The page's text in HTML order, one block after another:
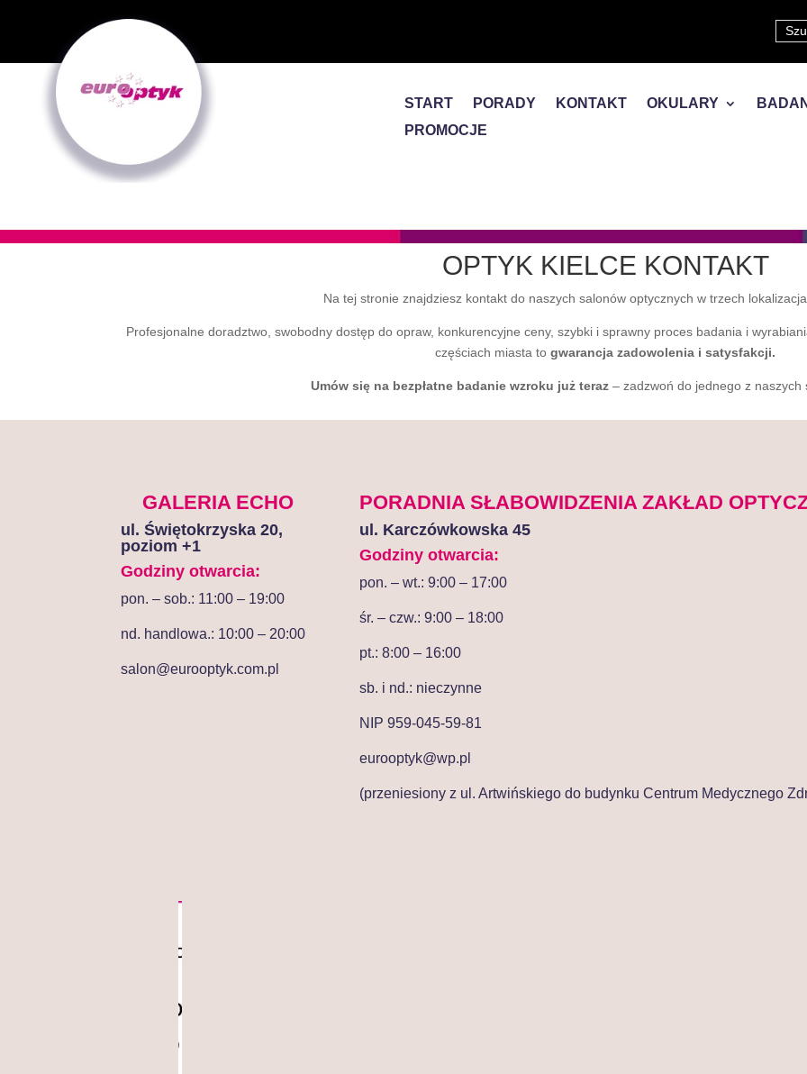
START PORADY KONTAKT OKULARY
PROMOCJE
OPTYK KIELCE KONTAKT
Na tej stronie znajdziesz kontakt do naszych salonów optycznych w trzech
Profesjonalne doradztwo, swobodny dostęp do opraw, konkurencyjne ceny, szybki i sprawny proces badania i
częściach miasta to gwarancja zadowolenia i satysfakcji.
Umów się na bezpłatne badanie wzroku już teraz – zadzwoń do jednego z naszych
GALERIA ECHO
ul. Świętokrzyska 20,
poziom +1
Godziny otwarcia:
pon. – sob.: 11:00 – 19:00
nd. handlowa.: 10:00 – 20:00
salon@eurooptyk.com.pl
PORADNIA SŁABOWIDZENIA ZAKŁAD
ul. Karczówkowska 45
Godziny otwarcia:
pon. – wt.: 9:00 – 17:00
śr. – czw.: 9:00 – 18:00
pt.: 8:00 – 16:00
sb. i nd.: nieczynne
NIP 959-045-59-81
eurooptyk@wp.pl
(przeniesiony z ul. Artwińskiego do budynku Centrum Medycznego